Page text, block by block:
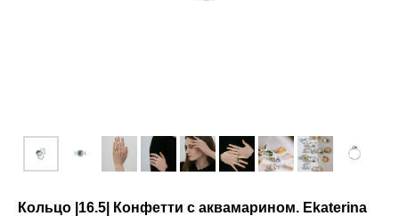
Кольцо |16.5| Конфетти с аквамарином. Ekaterina